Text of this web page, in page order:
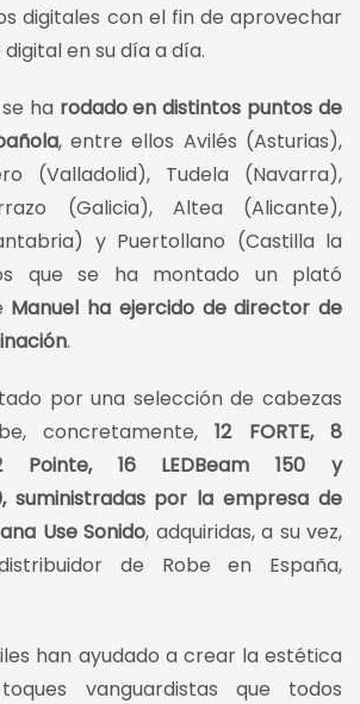
digitales con el fin de aprovechar
en su día a día.
ha rodado en distintos puntos de
, entre ellos Avilés (Asturias),
(Valladolid), Tudela (Navarra),
(Galicia), Altea (Alicante),
y Puertollano (Castilla la
que se ha montado un plató
Manuel ha ejercido de director de
.
por una selección de cabezas
concretamente,12 FORTE, 8
Pointe, 16 LEDBeam 150 y
suministradas por la empresa de
Use Sonido, adquiridas, a su vez,
de Robe en España,
han ayudado a crear la estética
vanguardistas que todos